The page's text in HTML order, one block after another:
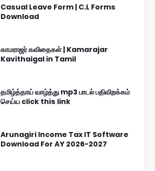
Casual Leave Form | C.L Forms
Download
காமராஜர் கவிதைகள் | Kamarajar
Kavithaigal in Tamil
தமிழ்த்தாய் வாழ்த்து mp3 பாடல் பதிவிறக்கம்
செய்ய click this link
Arunagiri Income Tax IT Software
Download For AY 2026-2027